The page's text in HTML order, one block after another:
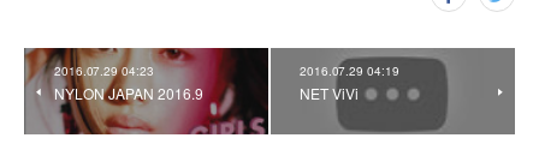
2016.07.29 04:23
NYLON JAPAN 2016.9
2016.07.29 04:19
NET ViVi